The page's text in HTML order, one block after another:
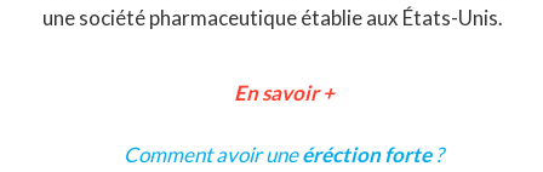
une société pharmaceutique établie aux États-Unis.
En savoir +
Comment avoir uneéréction forte?